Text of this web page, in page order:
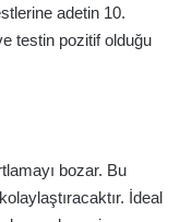
adetin 10.
testin pozitif olduğu
bozar. Bu
İdeal